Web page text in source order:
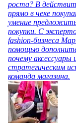
роста? В
прямо в чеке
умение
покупки. С
fashion-бизнеса
помощью
почему
стратегическим
команда магазина.